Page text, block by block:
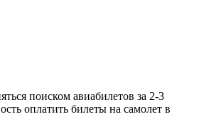
поиском авиабилетов за 2-3
оплатить билеты на самолет в